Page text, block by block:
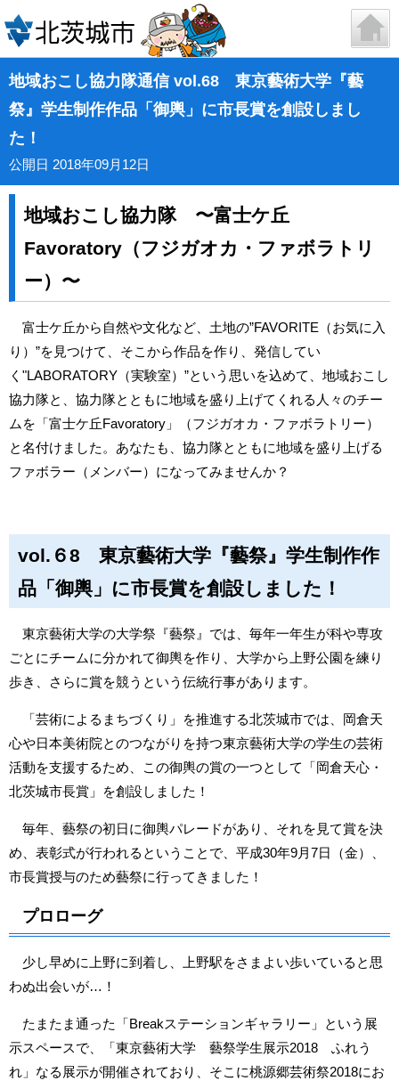
地域おこし協力隊通信 vol.68 東京藝術大学『藝
祭』学生制作作品「御輿」に市長賞を創設しまし
た！
公開日 2018年09月12日
地域おこし協力隊 〜富士ケ丘
Favoratory（フジガオカ・ファボラトリ
ー）〜
富士ケ丘から自然や文化など、土地の”FAVORITE（お気に入
り）”を見つけて、そこから作品を作り、発信してい
く"LABORATORY（実験室）”という思いを込めて、地域おこし
協力隊と、協力隊とともに地域を盛り上げてくれる人々のチー
ムを「富士ケ丘Favoratory」（フジガオカ・ファボラトリー）
と名付けました。あなたも、協力隊とともに地域を盛り上げる
ファボラー（メンバー）になってみませんか？
vol.６8 東京藝術大学『藝祭』学生制作作
品「御輿」に市長賞を創設しました！
東京藝術大学の大学祭『藝祭』では、毎年一年生が科や専攻
ごとにチームに分かれて御輿を作り、大学から上野公園を練り
歩き、さらに賞を競うという伝統行事があります。
「芸術によるまちづくり」を推進する北茨城市では、岡倉天
心や日本美術院とのつながりを持つ東京藝術大学の学生の芸術
活動を支援するため、この御輿の賞の一つとして「岡倉天心・
北茨城市長賞」を創設しました！
毎年、藝祭の初日に御輿パレードがあり、それを見て賞を決
め、表彰式が行われるということで、平成30年9月7日（金）、
市長賞授与のため藝祭に行ってきました！
プロローグ
少し早めに上野に到着し、上野駅をさまよい歩いていると思
わぬ出会いが…！
たまたま通った「Breakステーションギャラリー」という展
示スペースで、「東京藝術大学 藝祭学生展示2018 ふれう
れ」なる展示が開催されており、そこに桃源郷芸術祭2018にお